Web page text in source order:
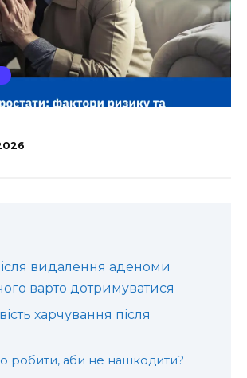
видалення аденоми
варто дотримуватися
харчування після
робити, аби не нашкодити?